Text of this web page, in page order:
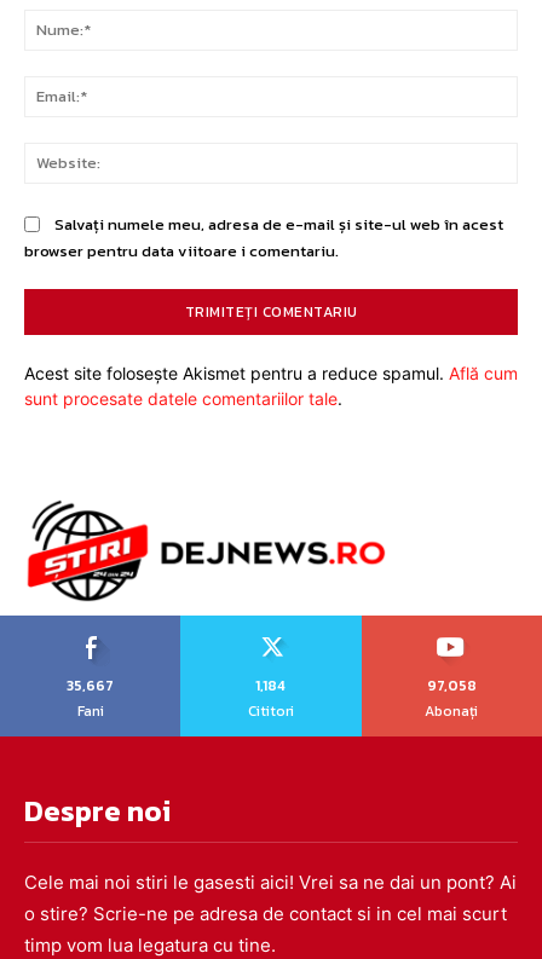
Salvați numele meu, adresa de e-mail și site-ul web în acest
browser pentru data viitoare i comentariu.
Acest site folosește Akismet pentru a reduce spamul. Află cum
sunt procesate datele comentariilor tale.
35,667
Fani
1,184
Cititori
97,058
Abonați
Despre noi
Cele mai noi stiri le gasesti aici! Vrei sa ne dai un pont? Ai
o stire? Scrie-ne pe adresa de contact si in cel mai scurt
timp vom lua legatura cu tine.